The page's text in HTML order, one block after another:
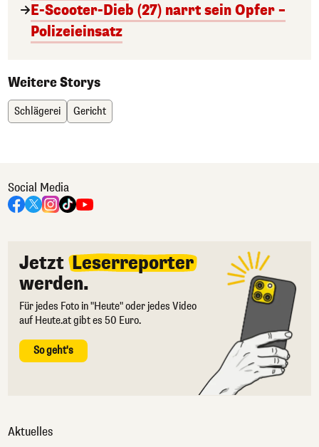
E-Scooter-Dieb (27) narrt sein Opfer –
Polizeieinsatz
Weitere Storys
Schlägerei Gericht
Social Media
Jetzt Leserreporter
werden.
Für jedes Foto in "Heute" oder jedes Video
auf Heute.at gibt es 50 Euro.
So geht's
Aktuelles